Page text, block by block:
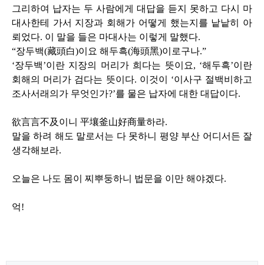
그리하여 납자는 두 사람에게 대답을 듣지 못하고 다시 마
대사한테 가서 지장과 회해가 어떻게 했는지를 낱낱히 아
뢰었다. 이 말을 들은 마대사는 이렇게 말했다.
“장두백(藏頭白)이요 해두흑(海頭黑)이로구나.”
‘장두백’이란 지장의 머리가 희다는 뜻이요, ‘해두흑’이란
회해의 머리가 검다는 뜻이다. 이것이 ‘이사구 절백비하고
조사서래의가 무엇인가?’를 물은 납자에 대한 대답이다.
欲言言不及이니 平壤釜山好商量하라.
말을 하려 해도 말로서는 다 못하니 평양 부산 어디서든 잘
생각해보라.
오늘은 나도 몸이 찌뿌둥하니 법문을 이만 해야겠다.
억!